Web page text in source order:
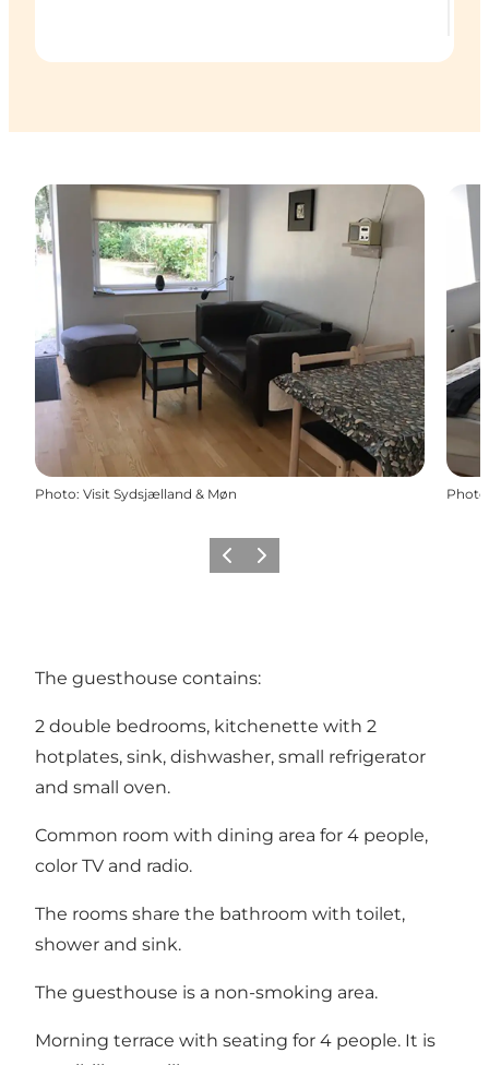
Photo: Visit Sydsjælland & Møn Photo
PrécédentSuivant
The guesthouse contains:
2 double bedrooms, kitchenette with 2
hotplates, sink, dishwasher, small refrigerator
and small oven.
Common room with dining area for 4 people,
color TV and radio.
The rooms share the bathroom with toilet,
shower and sink.
The guesthouse is a non-smoking area.
Morning terrace with seating for 4 people. It is